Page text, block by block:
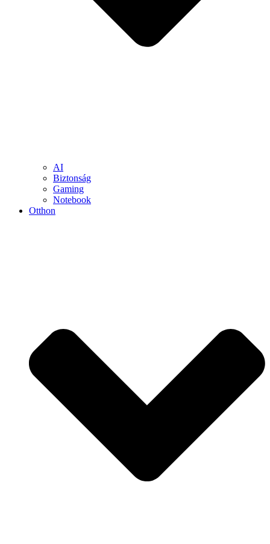
AI
Biztonság
Gaming
Notebook
Otthon